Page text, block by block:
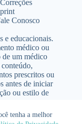
tenha a melhor
Conosco
e educacionais.
médico ou
de um médico
prescritos ou
antes de iniciar
ou estilo de
ao grupo